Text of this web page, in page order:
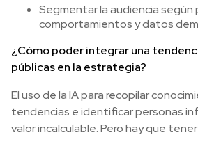
Segmentar la audiencia según
comportamientos y datos
¿Cómo poder integrar una
públicas en la estrategia?
El uso de la IA para recopilar
tendencias e identificar personas
valor incalculable. Pero hay que